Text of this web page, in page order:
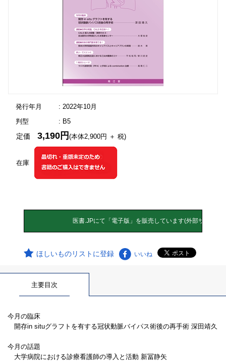
発行年月
: 2022年10月
判型
: B5
在庫
定価3,190円(本体2,900円 ＋ 税)
ほしいものリストに登録 いいね
主要目次
今月の臨床
開存in situグラフトを有する冠状動脈バイパス術後の再手術 深田靖久
今月の話題
大学病院における診療看護師の導入と活動 新冨静矢